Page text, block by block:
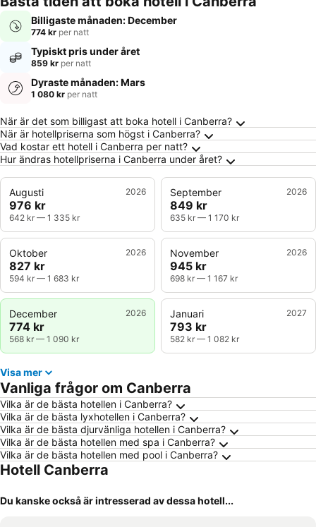
Billigaste månaden: December
774 kr per natt
Typiskt pris under året
859 kr per natt
Dyraste månaden: Mars
1 080 kr per natt
Vanliga frågor om Canberra
När är det som billigast att boka hotell i Canberra?
När är hotellpriserna som högst i Canberra?
Vad kostar ett hotell i Canberra per natt?
Hur ändras hotellpriserna i Canberra under året?
Augusti 2026
976 kr
642 kr — 1 335 kr
September 2026
849 kr
635 kr — 1 170 kr
Oktober 2026
827 kr
594 kr — 1 683 kr
November 2026
945 kr
698 kr — 1 167 kr
December 2026
774 kr
568 kr — 1 090 kr
Januari 2027
793 kr
582 kr — 1 082 kr
Visa mer
Vanliga frågor om Canberra
Vilka är de bästa hotellen i Canberra?
Vilka är de bästa lyxhotellen i Canberra?
Vilka är de bästa djurvänliga hotellen i Canberra?
Vilka är de bästa hotellen med spa i Canberra?
Vilka är de bästa hotellen med pool i Canberra?
Hotell Canberra
Du kanske också är intresserad av dessa hotell...